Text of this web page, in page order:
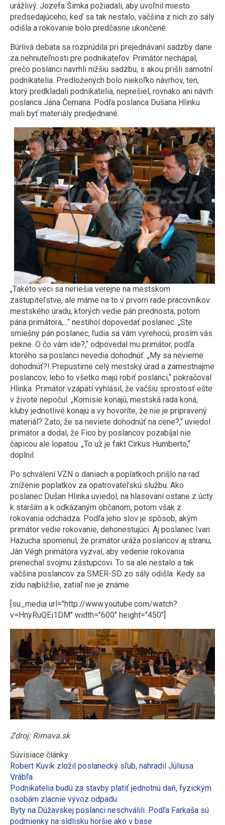
urážlivý. Jozefa Šimka požiadali, aby uvoľnil miesto
predsedajúceho, keď sa tak nestalo, väčšina z nich zo sály
odišla a rokovanie bolo predčasne ukončené.
Búrlivá debata sa rozprúdila pri prejednávaní sadzby dane
za nehnuteľnosti pre podnikateľov. Primátor nechápal,
prečo poslanci navrhli nižšiu sadzbu, s akou prišli samotní
podnikatelia. Predložených bolo niekoľko návrhov, ten,
ktorý predkladali podnikatelia, neprešiel, rovnako ani návrh
poslanca Jána Čemana. Podľa poslanca Dušana Hlinku
mali byť materiály predjednané.
„Takéto veci sa neriešia verejne na mestskom
zastupiteľstve, ale máme na to v prvom rade pracovníkov
mestského úradu, ktorých vedie pán prednosta, potom
pána primátora,...“ nestihol dopovedať poslanec. „Ste
smiešny pán poslanec, ľudia sa vám vyrehocú, prosím vás
pekne. O čo vám ide?,“ odpovedal mu primátor, podľa
ktorého sa poslanci nevedia dohodnúť. „My sa nevieme
dohodnúť?! Prepustime celý mestský úrad a zamestnajme
poslancov, lebo to všetko majú robiť poslanci,“ pokračoval
Hlinka. Primátor vzápätí vyhlásil, že väčšiu sprostosť ešte
v živote nepočul. „Komisie konajú, mestská rada koná,
kluby jednotlivé konajú a vy hovoríte, že nie je pripravený
materiál? Zato, že sa neviete dohodnúť na cene?,“ uviedol
primátor a dodal, že Fico by poslancov pozabíjal nie
čapicou ale lopatou. „To už je fakt Cirkus Humberto,“
doplnil.
Po schválení VZN o daniach a poplatkoch prišlo na rad
zníženie poplatkov za opatrovateľskú službu. Ako
poslanec Dušan Hlinka uviedol, na hlasovaní ostane z úcty
k starším a k odkázaným občanom, potom však z
rokovania odchádza. Podľa jeho slov je spôsob, akým
primátor vedie rokovanie, dehonestujúci. Aj poslanec Ivan
Hazucha spomenul, že primátor uráža poslancov aj stranu,
Ján Végh primátora vyzval, aby vedenie rokovania
prenechal svojmu zástupcovi. To sa ale nestalo a tak
väčšina poslancov za SMER-SD zo sály odišla. Kedy sa
zídu najbližšie, zatiaľ nie je známe.
[su_media url="http://www.youtube.com/watch?
v=HnyRuQEi1DM" width="600" height="450"]
Zdroj: Rimava.sk
Súvisiace články
Robert Kuvik zložil poslanecký sľub, nahradil Júliusa
Vrábľa
Podnikatelia budú za stavby platiť jednotnú daň, fyzickým
osobám zlacnie vývoz odpadu
Byty na Dúžavskej poslanci neschválili. Podľa Farkaša sú
podmienky na sídlisku horšie ako v base